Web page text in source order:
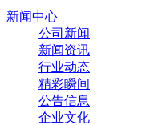
新闻中心
公司新闻
新闻资讯
行业动态
精彩瞬间
公告信息
企业文化